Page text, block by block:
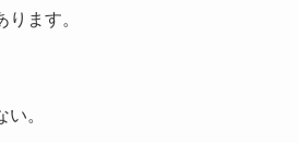
ます。
。